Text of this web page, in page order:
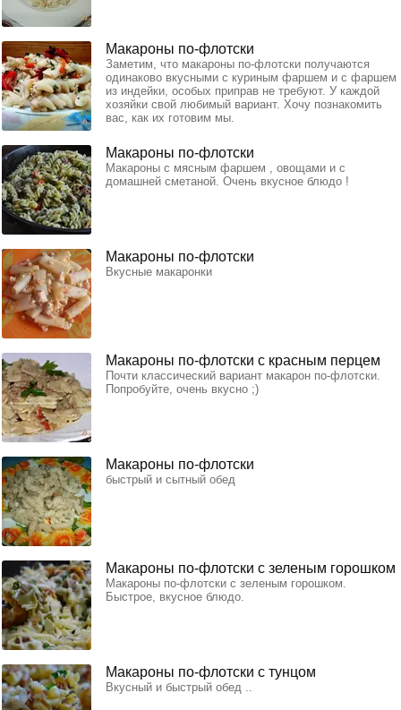
Макароны по-флотски
Заметим, что макароны по-флотски получаются
одинаково вкусными с куриным фаршем и с фаршем
из индейки, особых приправ не требуют. У каждой
хозяйки свой любимый вариант. Хочу познакомить
вас, как их готовим мы.
Макароны по-флотски
Макароны с мясным фаршем , овощами и с
домашней сметаной. Очень вкусное блюдо !
Макароны по-флотски
Вкусные макаронки
Макароны по-флотски с красным перцем
Почти классический вариант макарон по-флотски.
Попробуйте, очень вкусно ;)
Макароны по-флотски
быстрый и сытный обед
Макароны по-флотски с зеленым горошком
Макароны по-флотски с зеленым горошком.
Быстрое, вкусное блюдо.
Макароны по-флотски с тунцом
Вкусный и быстрый обед ..